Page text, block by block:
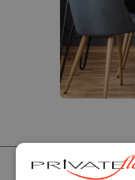
PRIVATEFLOOR